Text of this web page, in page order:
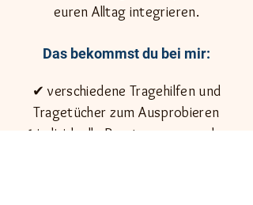
euren Alltag integrieren.
Das bekommst du bei mir:
✔ verschiedene Tragehilfen und
Tragetücher zum Ausprobieren
✔ individuelle Beratung passend zu